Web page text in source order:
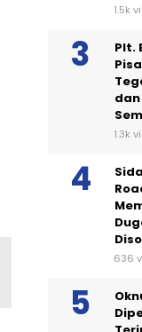
1.5k
Plt.
1.3k
636